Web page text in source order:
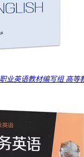
业英语教材编写组 高等